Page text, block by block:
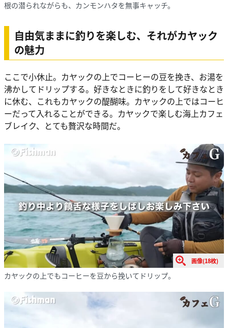
根の潜られながらも、カンモンハタを無事キャッチ。
自由気ままに釣りを楽しむ、それがカヤック
の魅力
ここで小休止。カヤックの上でコーヒーの豆を挽き、お湯を
沸かしてドリップする。好きなときに釣りをして好きなとき
に休む、これもカヤックの醍醐味。カヤックの上ではコーヒ
ーだって入れることができる。カヤックで楽しむ海上カフェ
ブレイク、とても贅沢な時間だ。
画像(18枚)
カヤックの上でもコーヒーを豆から挽いてドリップ。